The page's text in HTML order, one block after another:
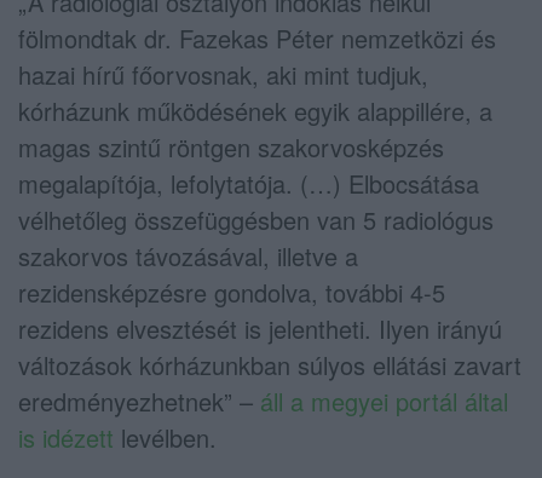
fölmondtak dr. Fazekas Péter nemzetközi és
hazai hírű főorvosnak, aki mint tudjuk,
kórházunk működésének egyik alappillére, a
magas szintű röntgen szakorvosképzés
megalapítója, lefolytatója. (…) Elbocsátása
vélhetőleg összefüggésben van 5 radiológus
szakorvos távozásával, illetve a
rezidensképzésre gondolva, további 4-5
rezidens elvesztését is jelentheti. Ilyen irányú
változások kórházunkban súlyos ellátási zavart
eredményezhetnek” – áll a megyei portál által
is idézett levélben.